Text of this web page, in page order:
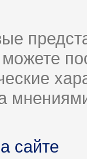
сайте